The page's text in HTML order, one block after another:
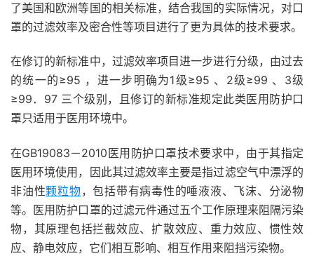
了美国和欧洲等国的相关标准，结合我国的实际情况，对口
罩的过滤效率及密合性等项目进行了更为具体的技术要求。
在修订的新标准中，过滤效率项目进一步进行分级，由过去
的统一的≥95 ，进一步明确为1级≥95 、2级≥99 、3级
≥99．97 三个级别，且修订的新标准规定此类医用防护口
罩只适用于医用环境中。
在GB19083－2010医用防护口罩技术要求中，由于其指定
医用环境使用，因此其过滤效率主要是指过滤空气中漂浮的
非油性颗粒物，包括带有病毒性的唾液液、飞沫、分泌物
等。医用防护口罩的过滤元件通过五个工作原理来阻隔污染
物，其原理包括拦截效应、扩散效应、重力效应、惯性效
应、静电效应，它们相互影响、相互作用来阻挡污染物。